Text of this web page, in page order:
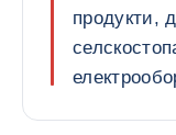
продукти,